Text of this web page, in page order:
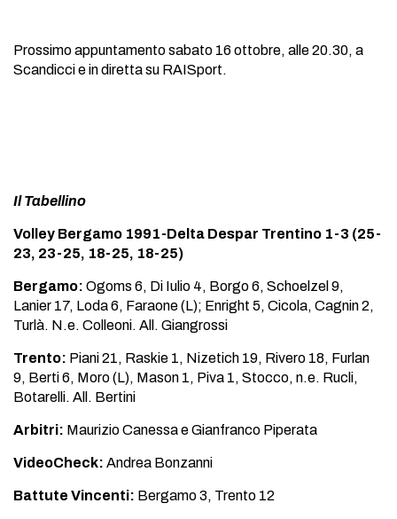
Prossimo appuntamento sabato 16 ottobre, alle 20.30, a
Scandicci e in diretta su RAISport.
Il Tabellino
Volley Bergamo 1991-Delta Despar Trentino 1-3 (25-
23, 23-25, 18-25, 18-25)
Bergamo: Ogoms 6, Di Iulio 4, Borgo 6, Schoelzel 9,
Lanier 17, Loda 6, Faraone (L); Enright 5, Cicola, Cagnin 2,
Turlà. N.e. Colleoni. All. Giangrossi
Trento: Piani 21, Raskie 1, Nizetich 19, Rivero 18, Furlan
9, Berti 6, Moro (L), Mason 1, Piva 1, Stocco, n.e. Rucli,
Botarelli. All. Bertini
Arbitri: Maurizio Canessa e Gianfranco Piperata
VideoCheck: Andrea Bonzanni
Battute Vincenti: Bergamo 3, Trento 12